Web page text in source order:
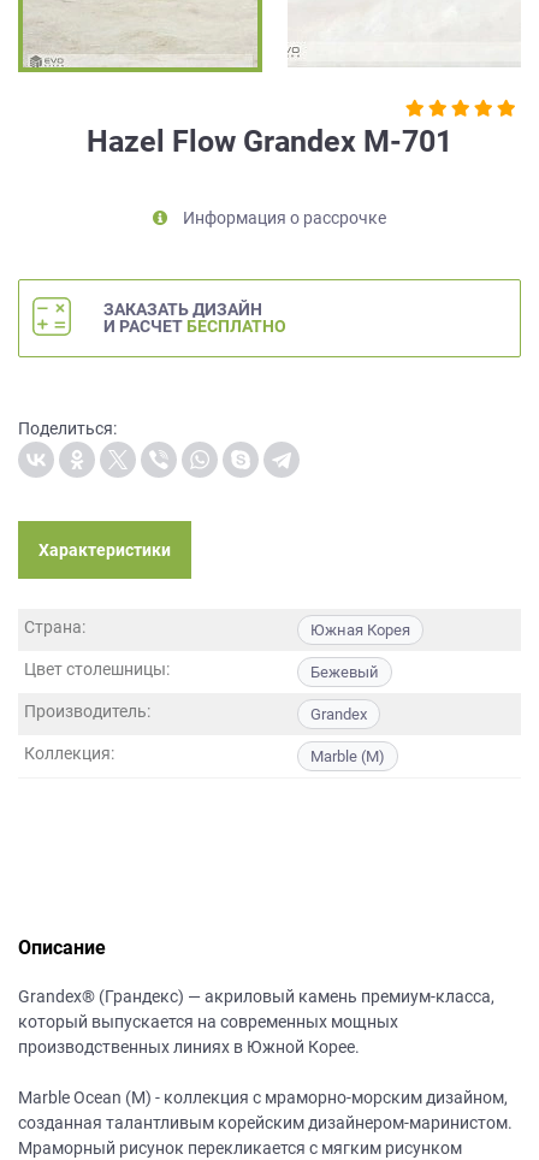
Hazel Flow Grandex M-701
Информация о рассрочке
ЗАКАЗАТЬ ДИЗАЙН
И РАСЧЕТ БЕСПЛАТНО
Поделиться:
Характеристики
Страна: Южная Корея
Цвет столешницы: Бежевый
Производитель: Grandex
Коллекция: Marble (M)
Описание
Grandex® (Грандекс) — акриловый камень премиум-класса,
который выпускается на современных мощных
производственных линиях в Южной Корее.
Marble Ocean (M) - коллекция с мраморно-морским дизайном,
созданная талантливым корейским дизайнером-маринистом.
Мраморный рисунок перекликается с мягким рисунком
обработку
персональных
метрическими
программами
условиях
Политики
персональных
данных.